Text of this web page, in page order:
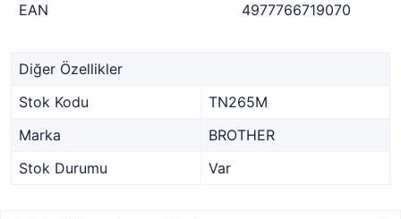
EAN
4977766719070
Diğer Özellikler
Stok Kodu
TN265M
Marka
BROTHER
Stok Durumu
Var